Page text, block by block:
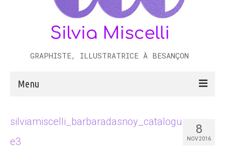
GRAPHISTE, ILLUSTRATRICE À BESANÇON
Menu
8
NOV 2016
silviamiscelli_barbaradasnoy_catalogu
e3